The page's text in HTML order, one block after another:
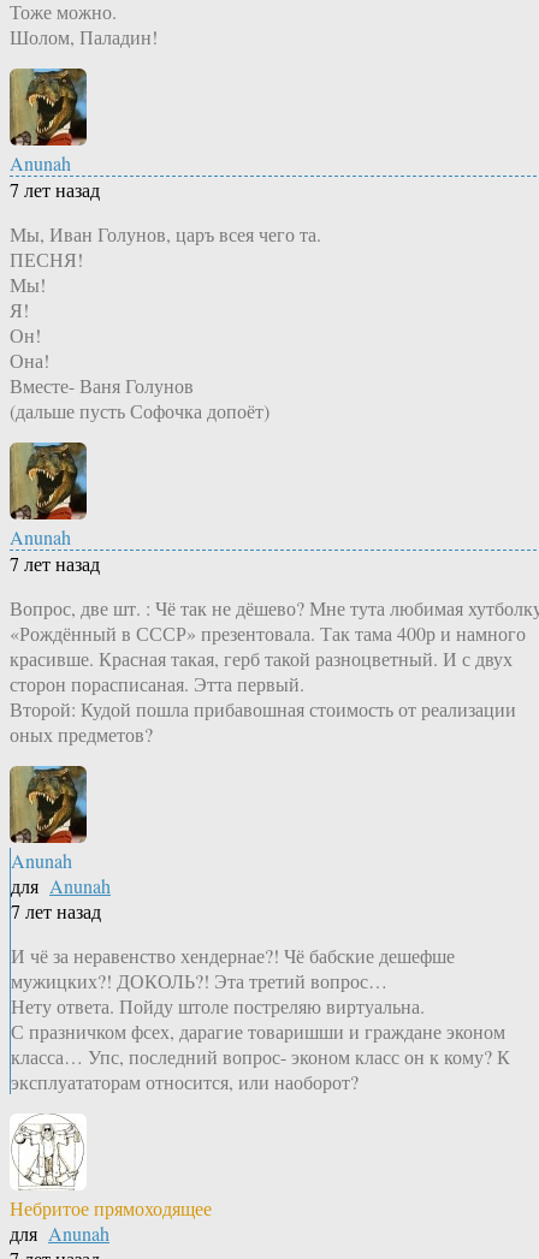
Тоже можно.
Шолом, Паладин!
Anunah
7 лет назад
Мы, Иван Голунов, царъ всея чего та.
ПЕСНЯ!
Мы!
Я!
Он!
Она!
Вместе- Ваня Голунов
(дальше пусть Софочка допоёт)
Anunah
7 лет назад
Вопрос, две шт. : Чё так не дёшево? Мне тута любимая
«Рождённый в СССР» презентовала. Так тама 400р и намного
красивше. Красная такая, герб такой разноцветный. И с двух
сторон порасписаная. Этта первый.
Второй: Кудой пошла прибавошная стоимость от реализации
оных предметов?
Anunah
для Anunah
7 лет назад
И чё за неравенство хендернае?! Чё бабские дешефше
мужицких?! ДОКОЛЬ?! Эта третий вопрос…
Нету ответа. Пойду штоле постреляю виртуальна.
С празничком фсех, дарагие товаришши и граждане эконом
класса… Упс, последний вопрос- эконом класс он к кому? К
эксплуататорам относится, или наоборот?
Небритое прямоходящее
для Anunah